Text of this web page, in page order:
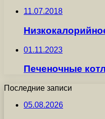
11.07.2018
01.11.2023
Печеночные
Последние записи
05.08.2026